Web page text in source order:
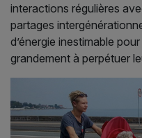
interactions régulières
partages
d’énergie inestimable
grandement à perpétuer